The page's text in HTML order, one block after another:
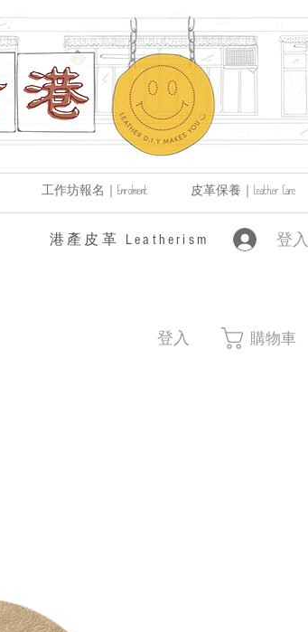
工作坊報名｜Enrolment 皮革保養｜Leather Care
登入
​港產皮革 Leatherism
登入 購物車